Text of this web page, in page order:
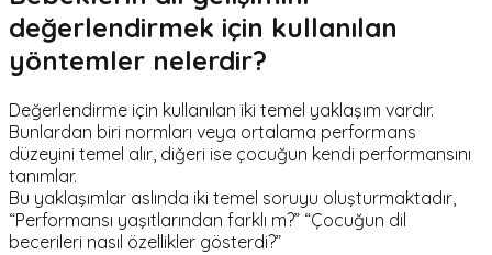
değerlendirmek için kullanılan
yöntemler nelerdir?
Değerlendirme için kullanılan iki temel yaklaşım vardır.
Bunlardan biri normları veya ortalama performans
düzeyini temel alır, diğeri ise çocuğun kendi performansını
tanımlar.
Bu yaklaşımlar aslında iki temel soruyu oluşturmaktadır,
“Performansı yaşıtlarından farklı m?” “Çocuğun dil
becerileri nasıl özellikler gösterdi?”